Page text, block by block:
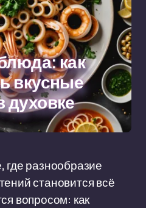
как
вкусные
духовке
разнообразие
становится всё
вопросом: как